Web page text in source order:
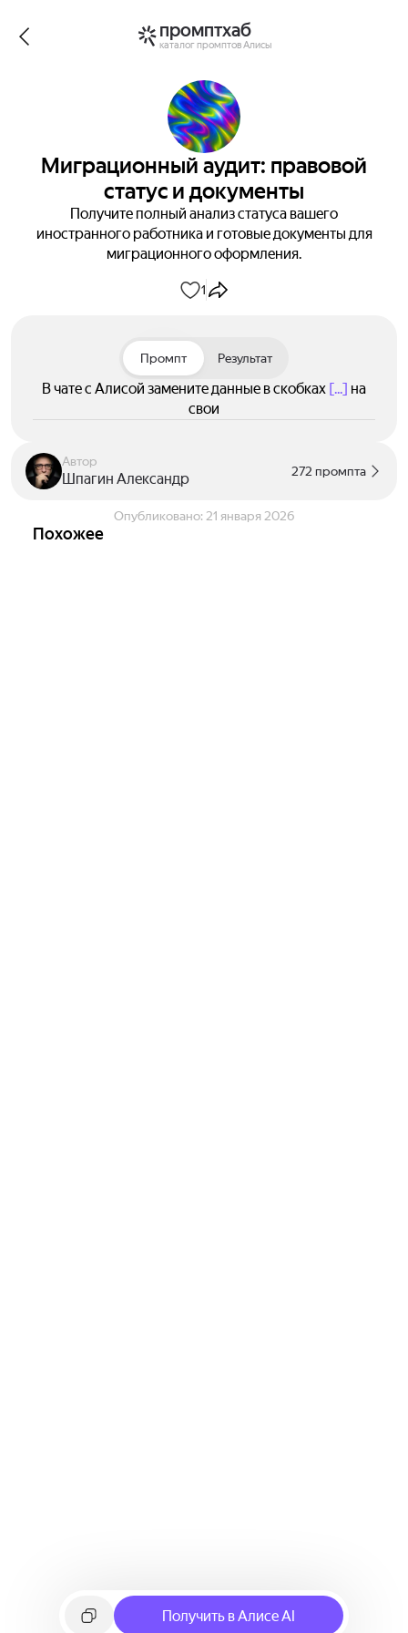
промптхаб
каталог промптов Алисы
Миграционный аудит: правовой
статус и документы
Получите полный анализ статуса вашего
иностранного работника и готовые документы для
миграционного оформления.
1
Промпт Результат
В чате с Алисой замените данные в скобках [...] на
свои
Автор
Шпагин Александр 272 промпта
Опубликовано: 21 января 2026
Похожее
Получить в Алисе AI